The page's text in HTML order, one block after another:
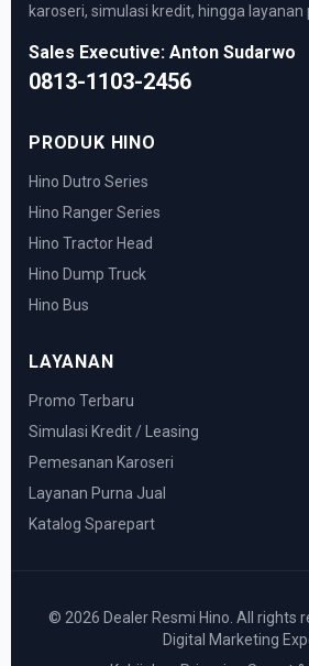
karoseri, simulasi kredit, hingga layanan
Sales Executive: Anton Sudarwo
0813-1103-2456
PRODUK HINO
Hino Dutro Series
Hino Ranger Series
Hino Tractor Head
Hino Dump Truck
Hino Bus
LAYANAN
Promo Terbaru
Simulasi Kredit / Leasing
Pemesanan Karoseri
Layanan Purna Jual
Katalog Sparepart
© 2026 Dealer Resmi Hino. All rights
Digital Marketing